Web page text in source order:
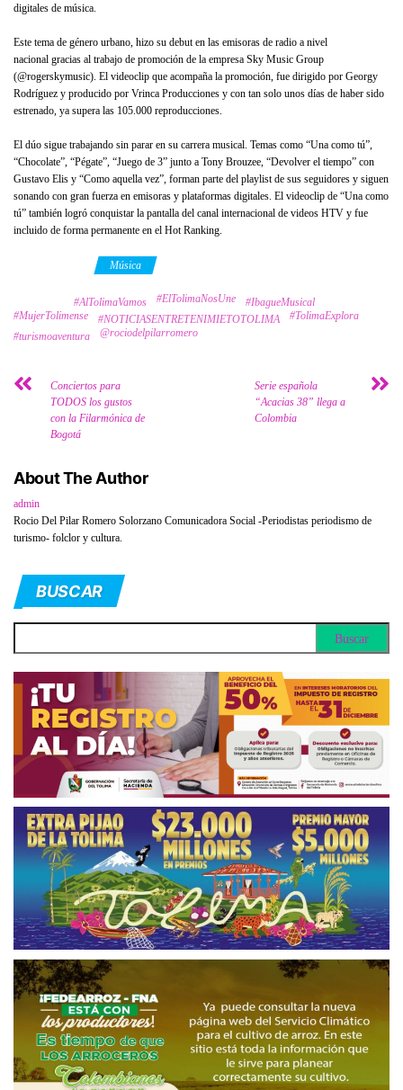
digitales de música.
Este tema de género urbano, hizo su debut en las emisoras de radio a nivel
nacional gracias al trabajo de promoción de la empresa Sky Music Group
(@rogerskymusic). El videoclip que acompaña la promoción, fue dirigido por Georgy
Rodríguez y producido por Vrinca Producciones y con tan solo unos días de haber sido
estrenado, ya supera las 105.000 reproducciones.
El dúo sigue trabajando sin parar en su carrera musical. Temas como “Una como tú”,
“Chocolate”, “Pégate”, “Juego de 3” junto a Tony Brouzee, “Devolver el tiempo” con
Gustavo Elis y “Como aquella vez”, forman parte del playlist de sus seguidores y siguen
sonando con gran fuerza en emisoras y plataformas digitales. El videoclip de “Una como
tú” también logró conquistar la pantalla del canal internacional de videos HTV y fue
incluido de forma permanente en el Hot Ranking.
Música
#AlTolimaVamos #ElTolimaNosUne
#IbagueMusical
#MujerTolimense
#NOTICIASENTRETENIMIETOTOLIMA
#TolimaExplora
#turismoaventura
@rociodelpilarromero
Conciertos para
TODOS los gustos
con la Filarmónica de
Bogotá
Serie española
“Acacias 38” llega a
Colombia
About The Author
admin
Rocio Del Pilar Romero Solorzano Comunicadora Social -Periodistas periodismo de
turismo- folclor y cultura.
BUSCAR